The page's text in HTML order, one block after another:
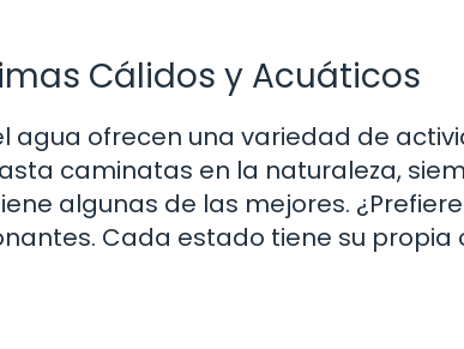
Cálidos y Acuáticos
agua ofrecen una variedad de
caminatas en la naturaleza,
algunas de las mejores.
Cada estado tiene su propia